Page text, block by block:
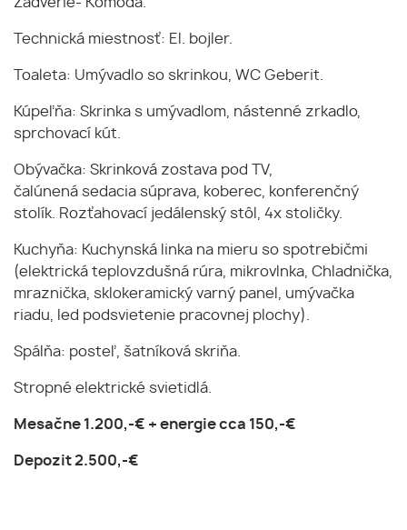
Technická miestnosť: El. bojler.
Toaleta: Umývadlo so skrinkou, WC Geberit.
Kúpeľňa: Skrinka s umývadlom, nástenné zrkadlo,
sprchovací kút.
Obývačka: Skrinková zostava pod TV,
čalúnená sedacia súprava, koberec, konferenčný
stolík. Rozťahovací jedálenský stôl, 4x stoličky.
Kuchyňa: Kuchynská linka na mieru so spotrebičmi
(elektrická teplovzdušná rúra, mikrovlnka, Chladnička,
mraznička, sklokeramický varný panel, umývačka
riadu, led podsvietenie pracovnej plochy).
Spálňa: posteľ, šatníková skriňa.
Stropné elektrické svietidlá.
Mesačne 1.200,-€ + energie cca 150,-€
Depozit 2.500,-€